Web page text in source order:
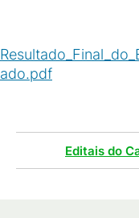
ado.pdf
Editais do